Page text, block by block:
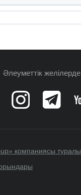
Әлеуметтік желілерде
компаниясы туралы